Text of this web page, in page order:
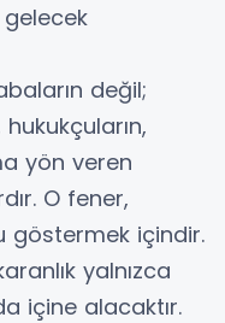
gelecek
değil;
yön veren
O fener,
göstermek içindir.
yalnızca
içine alacaktır.